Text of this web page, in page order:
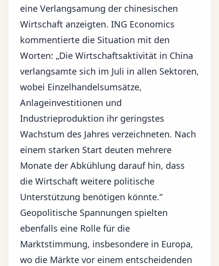
eine Verlangsamung der chinesischen
Wirtschaft anzeigten. ING Economics
kommentierte die Situation mit den
Worten: „Die Wirtschaftsaktivität in China
verlangsamte sich im Juli in allen Sektoren,
wobei Einzelhandelsumsätze,
Anlageinvestitionen und
Industrieproduktion ihr geringstes
Wachstum des Jahres verzeichneten. Nach
einem starken Start deuten mehrere
Monate der Abkühlung darauf hin, dass
die Wirtschaft weitere politische
Unterstützung benötigen könnte.“
Geopolitische Spannungen spielten
ebenfalls eine Rolle für die
Marktstimmung, insbesondere in Europa,
wo die Märkte vor einem entscheidenden